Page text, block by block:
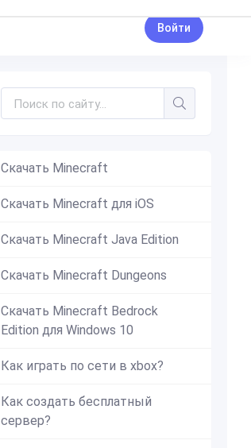
Войти
Скачать Minecraft
Скачать Minecraft для iOS
Скачать Minecraft Java Edition
Скачать Minecraft Dungeons
Скачать Minecraft Bedrock
Edition для Windows 10
Как играть по сети в xbox?
Как создать бесплатный
сервер?